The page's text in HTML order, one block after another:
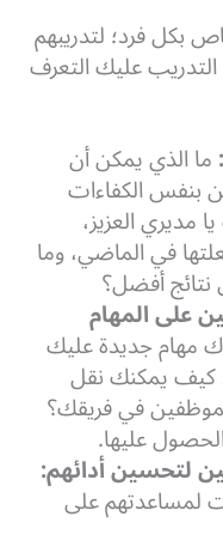
بكل فرد؛ لتدريبهم
عليك التعرف
ما الذي يمكن أن
بنفس الكفاءات
مديري العزيز،
في الماضي، وما
أفضل؟
على المهام
مهام جديدة عليك
كيف يمكنك نقل
في فريقك؟
عليها.
لتحسين أدائهم:
لمساعدتهم على